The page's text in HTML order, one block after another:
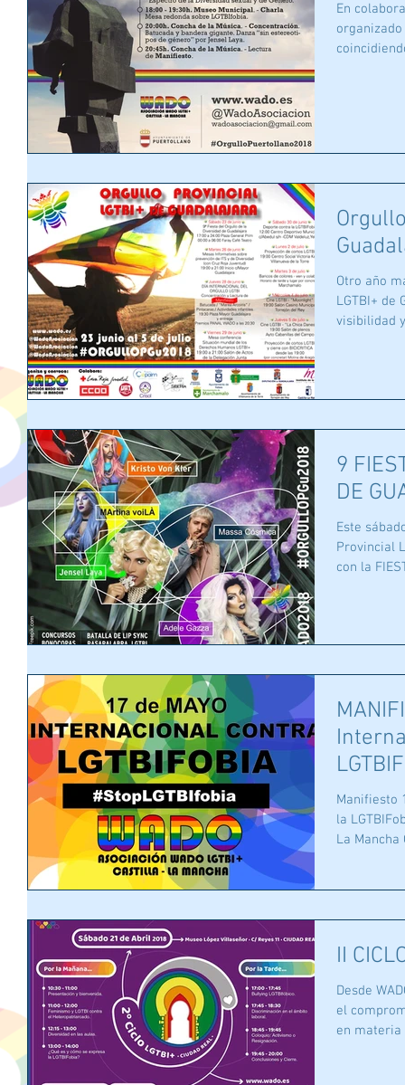
En
Otro año
LGTBI+ de
visibilidad
9
DE
Este
Provincial
con la
Manifiesto
la
La Mancha
II
Desde
el
en materia